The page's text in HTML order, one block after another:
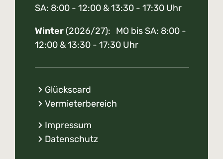
SA: 8:00 - 12:00 & 13:30 - 17:30 Uhr
Winter (2026/27): MO bis SA: 8:00 -
12:00 & 13:30 - 17:30 Uhr
Glückscard
Vermieterbereich
Impressum
Datenschutz